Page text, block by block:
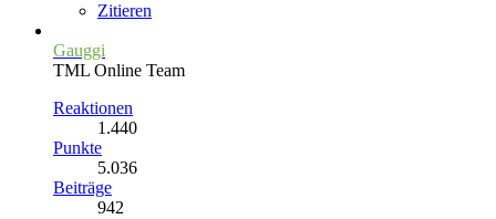
Zitieren
Gauggi
TML Online Team
Reaktionen
1.440
Punkte
5.036
Beiträge
942